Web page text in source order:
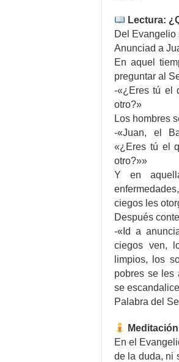
Lectura:
Del Evangelio
Anunciad a
En aquel
preguntar al
-«¿Eres tú el
otro?»
Los hombres
-«Juan, el
«¿Eres tú el
otro?»»
Y en
ciegos les
Después
-«Id a
ciegos ven,
limpios, los
pobres se les
se
Palabra del
En el
de la duda, ni